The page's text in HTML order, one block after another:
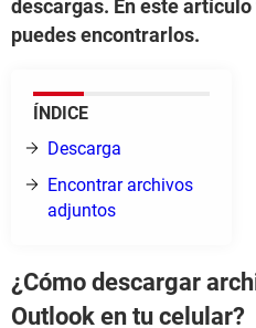
descargas. En este
puedes encontrarlos.
ÍNDICE
Descarga
Encontrar archivos
adjuntos
¿Cómo descargar
Outlook en tu celular?